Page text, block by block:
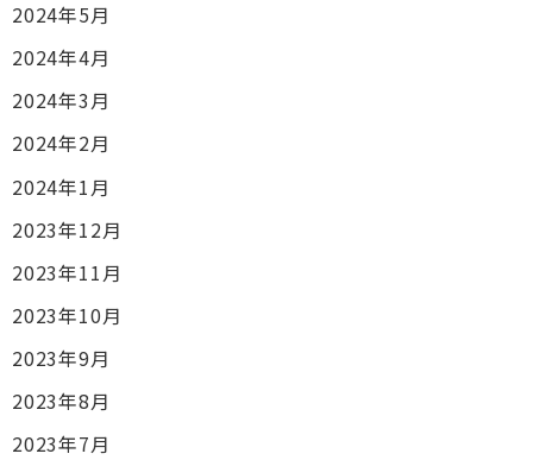
2024年5月
2024年4月
2024年3月
2024年2月
2024年1月
2023年12月
2023年11月
2023年10月
2023年9月
2023年8月
2023年7月